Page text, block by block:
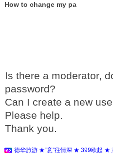
How to change my pa
Is there a moderator,
password?
Can I create a new
Please help.
Thank you.
德华旅游 ★“意”往情深 ★ 399欧起 ★